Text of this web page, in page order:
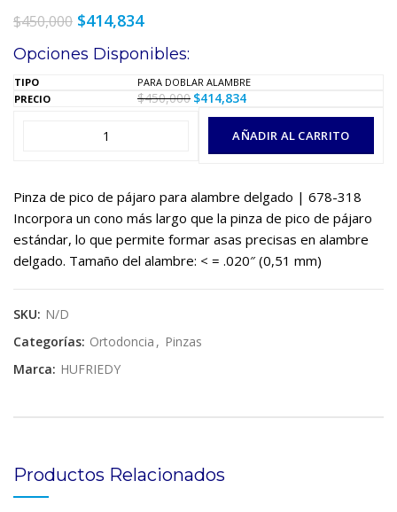
$450,000 El
original
$450,000.
$414,834El
actual
es:
$414,834.
Opciones Disponibles:
PARA DOBLAR ALAMBRE
$450,000 El
$450,000.
$414,834El
es:
$414,834.
AÑADIR AL CARRITO
Pinza de pico de pájaro para alambre delgado | 678-318
Incorpora un cono más largo que la pinza de pico de pájaro
estándar, lo que permite formar asas precisas en alambre
delgado. Tamaño del alambre: < = .020″ (0,51 mm)
SKU: N/D
Categorías: Ortodoncia , Pinzas
Marca: HUFRIEDY
Productos Relacionados